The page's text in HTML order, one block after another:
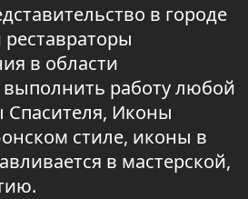
в городе
в области
работу любой
Спасителя, Иконы
стиле, иконы в
в мастерской,